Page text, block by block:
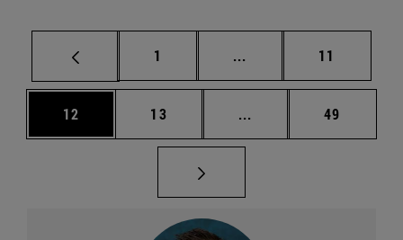
Página
1 ... Páginas intermedias
Página
11
Página
12 Página
13 ... Páginas intermedias
Página
49